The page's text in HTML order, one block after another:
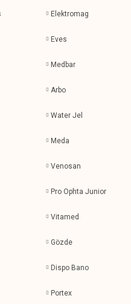
Elektromag
Eves
Medbar
Arbo
Water Jel
Meda
Venosan
Pro Ophta Junior
Vitamed
Gözde
Dispo Bano
Portex